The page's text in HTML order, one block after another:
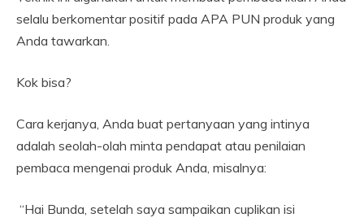
selalu berkomentar positif pada APA PUN produk yang
Anda tawarkan.
Kok bisa?
Cara kerjanya, Anda buat pertanyaan yang intinya
adalah seolah-olah minta pendapat atau penilaian
pembaca mengenai produk Anda, misalnya:
“Hai Bunda, setelah saya sampaikan cuplikan isi